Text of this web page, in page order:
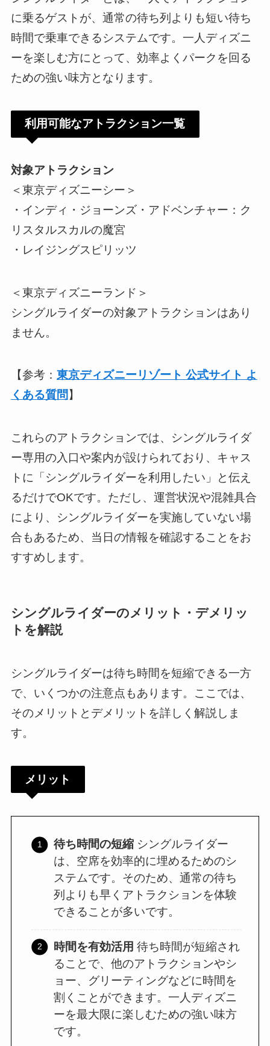
に乗るゲストが、通常の待ち列よりも短い待ち
時間で乗車できるシステムです。一人ディズニ
ーを楽しむ方にとって、効率よくパークを回る
ための強い味方となります。
利用可能なアトラクション一覧
対象アトラクション
＜東京ディズニーシー＞
・インディ・ジョーンズ・アドベンチャー：ク
リスタルスカルの魔宮
・レイジングスピリッツ
＜東京ディズニーランド＞
シングルライダーの対象アトラクションはあり
ません。
【参考： 東京ディズニーリゾート 公式サイト よ
くある質問 】
これらのアトラクションでは、シングルライダ
ー専用の入口や案内が設けられており、キャス
トに「シングルライダーを利用したい」と伝え
るだけでOKです。ただし、運営状況や混雑具合
により、シングルライダーを実施していない場
合もあるため、当日の情報を確認することをお
すすめします。
シングルライダーのメリット・デメリッ
トを解説
シングルライダーは待ち時間を短縮できる一方
で、いくつかの注意点もあります。ここでは、
そのメリットとデメリットを詳しく解説しま
す。
メリット
待ち時間の短縮 シングルライダー
は、空席を効率的に埋めるためのシ
ステムです。そのため、通常の待ち
列よりも早くアトラクションを体験
できることが多いです。
時間を有効活用 待ち時間が短縮され
ることで、他のアトラクションやシ
ョー、グリーティングなどに時間を
割くことができます。一人ディズニ
ーを最大限に楽しむための強い味方
です。